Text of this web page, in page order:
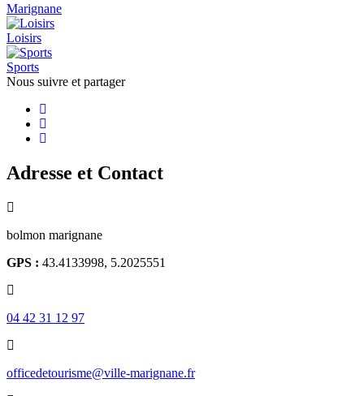
Marignane
Loisirs
Sports
Nous suivre et partager
Adresse et Contact
bolmon marignane
GPS : 43.4133998, 5.2025551
04 42 31 12 97
officedetourisme@ville-marignane.fr